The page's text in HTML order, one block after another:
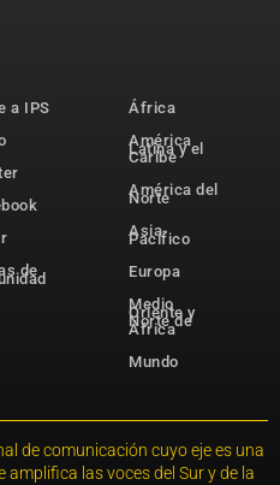
a IPS
de
África
América
Latina y el
Caribe
América del
Norte
Asia-
Pacífico
Europa
Medio
Oriente y
Norte de
África
Mundo
de comunicación cuyo eje es una
las voces del Sur y de la